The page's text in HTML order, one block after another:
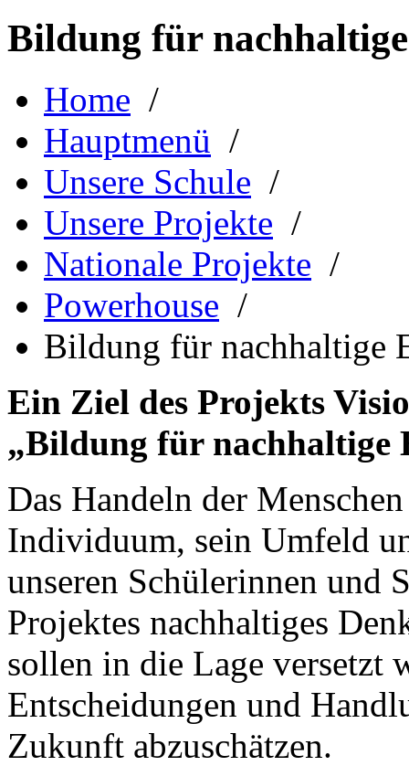
Bildung für
Home /
Hauptmenü /
Unsere Schule /
Unsere Projekte /
Nationale Projekte /
Powerhouse /
Bildung für
Ein Ziel des Projekts
„Bildung für
Das Handeln der
Individuum, sein Umfeld
unseren Schülerinnen und
Projektes nachhaltiges
sollen in die Lage versetzt
Entscheidungen und
Zukunft abzuschätzen.